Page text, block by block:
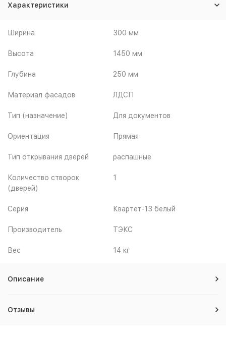
Характеристики
Ширина 300 мм
Высота 1450 мм
Глубина 250 мм
Материал фасадов ЛДСП
Тип (назначение) Для документов
Ориентация Прямая
Тип открывания дверей распашные
Количество створок
(дверей)
1
Серия Квартет-13 белый
Производитель ТЭКС
Вес 14 кг
Описание
Отзывы